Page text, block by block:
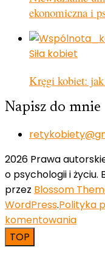
ekonomiczna i
Siła kobiet
Kręgi kobiet:
Napisz do mnie
2026 Prawa
o psychologii i życiu.
przez Blossom
WordPress.Polityka
komentowania
TOP